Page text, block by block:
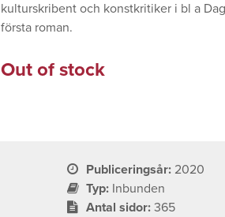
kulturskribent och konstkritiker i bl a
första roman.
Out of stock
Publiceringsår: 2020
Typ: Inbunden
Antal sidor: 365